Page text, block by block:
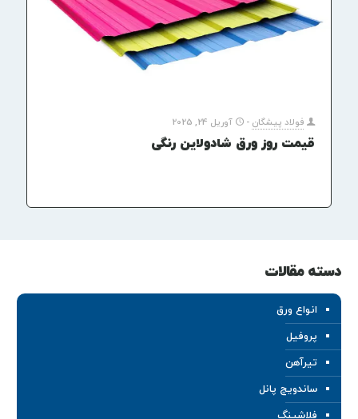
فولاد پیشگان - آوریل 24, 2025
قیمت روز ورق شادولاین رنگی
دسته مقالات
انواع ورق
پروفیل
تیرآهن
ساندویچ پانل
فلاشینگ